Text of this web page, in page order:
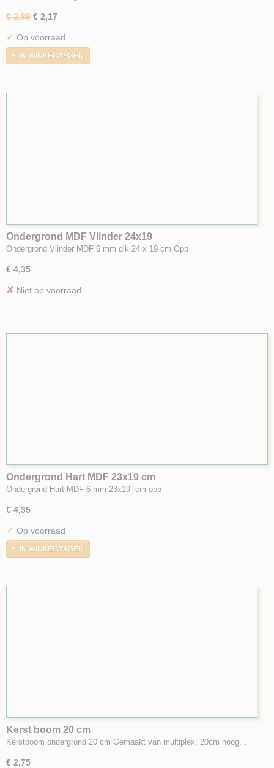
€ 2,89 € 2,17
✓ Op voorraad
IN WINKELWAGEN
Ondergrond MDF Vlinder 24x19
Ondergrond Vlinder MDF 6 mm dik 24 x 19 cm Opp
€ 4,35
✘ Niet op voorraad
Ondergrond Hart MDF 23x19 cm
Ondergrond Hart MDF 6 mm 23x19 cm opp
€ 4,35
✓ Op voorraad
IN WINKELWAGEN
Kerst boom 20 cm
Kerstboom ondergrond 20 cm Gemaakt van multiplex, 20cm hoog,…
€ 2,75